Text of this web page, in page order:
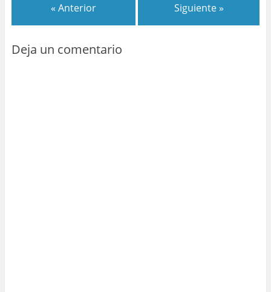
« Anterior Siguiente »
Deja un comentario